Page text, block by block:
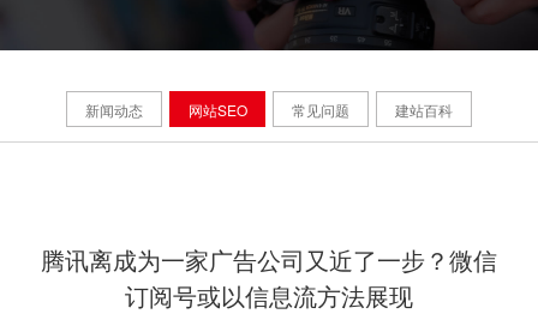
新闻动态 网站SEO 常见问题 建站百科
腾讯离成为一家广告公司又近了一步？微信
订阅号或以信息流方法展现